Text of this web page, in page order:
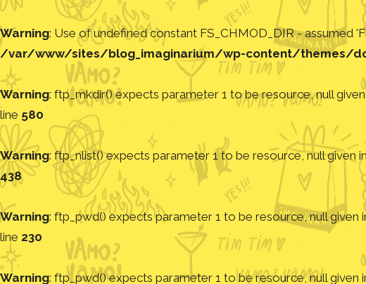
Warning: Use of undefined constant FS_CHMOD_DIR - assumed
/var/www/sites/blog_imaginarium/wp-content/themes/
Warning: ftp_mkdir() expects parameter 1 to be resource, null given
line 580
Warning: ftp_nlist() expects parameter 1 to be resource, null given in
438
Warning: ftp_pwd() expects parameter 1 to be resource, null given
line 230
Warning: ftp_pwd() expects parameter 1 to be resource, null given